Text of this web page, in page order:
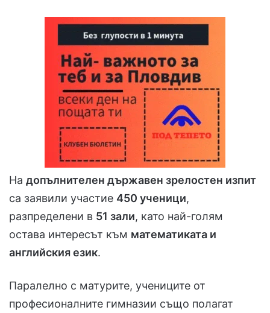
На допълнителен държавен зрелостен изпит
са заявили участие 450 ученици,
разпределени в 51 зали, като най-голям
остава интересът към математиката и
английския език.
Паралелно с матурите, учениците от
професионалните гимназии също полагат